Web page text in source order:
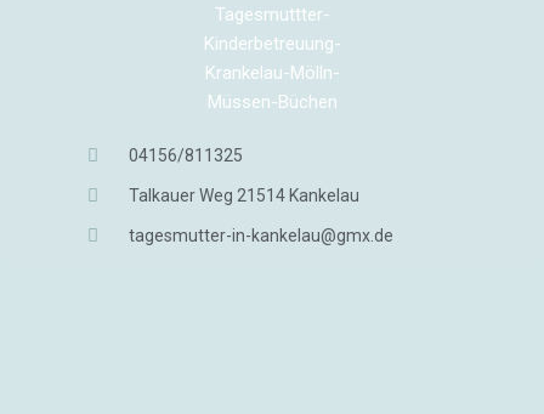
04156/811325
Talkauer Weg 21514 Kankelau
tagesmutter-in-kankelau@gmx.de